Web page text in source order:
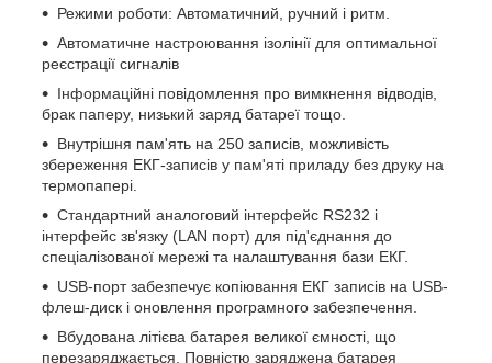
Режими роботи: Автоматичний, ручний і ритм.
Автоматичне настроювання ізолінії для оптимальної
реєстрації сигналів
Інформаційні повідомлення про вимкнення відводів,
брак паперу, низький заряд батареї тощо.
Внутрішня пам'ять на 250 записів, можливість
збереження ЕКГ-записів у пам'яті приладу без друку на
термопапері.
Стандартний аналоговий інтерфейс RS232 і
інтерфейс зв'язку (LAN порт) для під'єднання до
спеціалізованої мережі та налаштування бази ЕКГ.
USB-порт забезпечує копіювання ЕКГ записів на USB-
флеш-диск і оновлення програмного забезпечення.
Вбудована літієва батарея великої ємності, що
перезаряджається. Повністю заряджена батарея